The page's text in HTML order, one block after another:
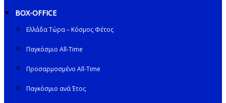
BOX-OFFICE
Ελλάδα Τώρα – Κόσμος Φέτος
Παγκόσμιο All-Time
Προσαρμοσμένο All-Time
Παγκόσμιο ανά Έτος